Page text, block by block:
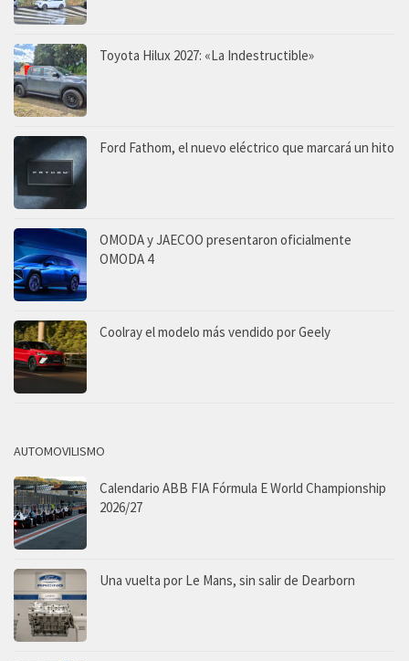
Toyota Hilux 2027: «La Indestructible»
Ford Fathom, el nuevo eléctrico que marcará un hito
OMODA y JAECOO presentaron oficialmente
OMODA 4
Coolray el modelo más vendido por Geely
AUTOMOVILISMO
Calendario ABB FIA Fórmula E World Championship
2026/27
Una vuelta por Le Mans, sin salir de Dearborn